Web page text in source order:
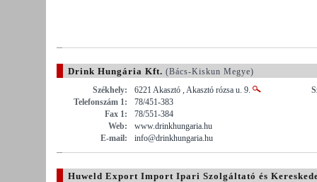
Drink Hungária Kft. (Bács-Kiskun Megye)
Székhely:
6221 Akasztó , Akasztó rózsa u. 9.
Telefonszám 1:
78/451-383
Fax 1:
78/551-384
Web:
www.drinkhungaria.hu
E-mail:
info@drinkhungaria.hu
Huweld Export Import Ipari Szolgáltató és